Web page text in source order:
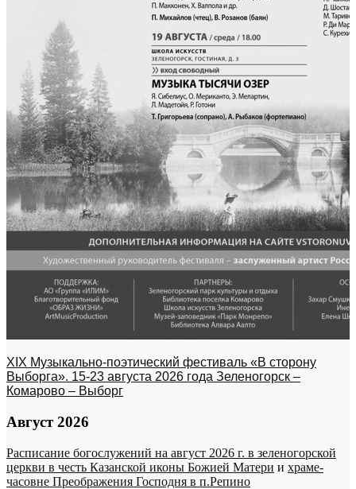
XIX Музыкально-поэтический фестиваль «В сторону
Выборга». 15-23 августа 2026 года Зеленогорск –
Комарово – Выборг
Август 2026
Расписание богослужений на август 2026 г. в зеленогорской
церкви в честь Казанской иконы Божией Матери и храме-
часовне Преображения Господня в п.Репино